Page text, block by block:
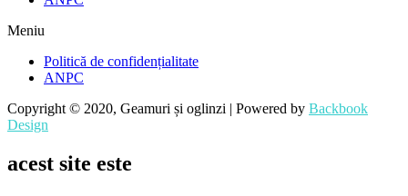
Meniu
Politică de confidențialitate
ANPC
Copyright © 2020, Geamuri și oglinzi | Powered by Backbook
Design
acest site este